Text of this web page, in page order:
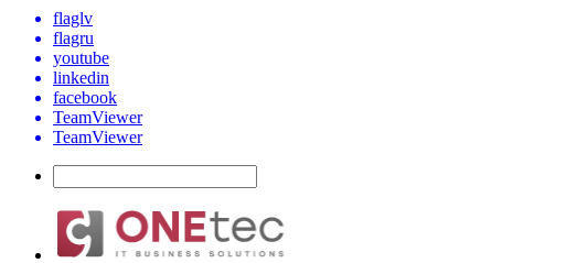
flaglv
flagru
youtube
linkedin
facebook
TeamViewer
TeamViewer